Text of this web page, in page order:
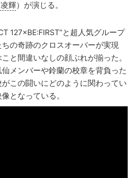
輝）が演じる。
127×BE:FIRST”と超人気グループ
の奇跡のクロスオーバーが実現
と間違いなしの顔ぶれが揃った。
メンバーや鈴蘭の校章を背負った
この闘いにどのように関わってい
となっている。